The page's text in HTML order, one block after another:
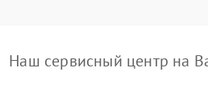
Наш сервисный центр на